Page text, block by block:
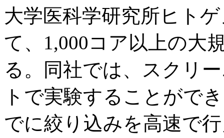
大学医科学研究所ヒト
て、1,000コア以上の大
る。同社では、スクリ
トで実験することがで
でに絞り込みを高速で